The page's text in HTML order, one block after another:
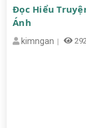
Đọc Hiểu
Ánh
kimngan